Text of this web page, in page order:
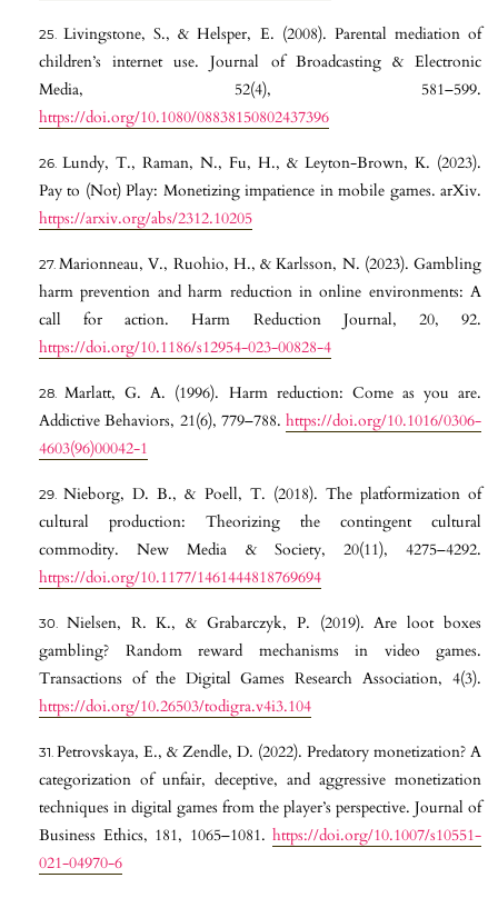
Livingstone, S., & Helsper, E. (2008). Parental mediation of
children’s internet use. Journal of Broadcasting & Electronic
Media, 52(4), 581–599.
https://doi.org/10.1080/08838150802437396
Lundy, T., Raman, N., Fu, H., & Leyton-Brown, K. (2023).
Pay to (Not) Play: Monetizing impatience in mobile games. arXiv.
https://arxiv.org/abs/2312.10205
Marionneau, V., Ruohio, H., & Karlsson, N. (2023). Gambling
harm prevention and harm reduction in online environments: A
call for action. Harm Reduction Journal, 20, 92.
https://doi.org/10.1186/s12954-023-00828-4
Marlatt, G. A. (1996). Harm reduction: Come as you are.
Addictive Behaviors, 21(6), 779–788. https://doi.org/10.1016/0306-
4603(96)00042-1
Nieborg, D. B., & Poell, T. (2018). The platformization of
cultural production: Theorizing the contingent cultural
commodity. New Media & Society, 20(11), 4275–4292.
https://doi.org/10.1177/1461444818769694
Nielsen, R. K., & Grabarczyk, P. (2019). Are loot boxes
gambling? Random reward mechanisms in video games.
Transactions of the Digital Games Research Association, 4(3).
https://doi.org/10.26503/todigra.v4i3.104
Petrovskaya, E., & Zendle, D. (2022). Predatory monetization? A
categorization of unfair, deceptive, and aggressive monetization
techniques in digital games from the player’s perspective. Journal of
Business Ethics, 181, 1065–1081. https://doi.org/10.1007/s10551-
021-04970-6